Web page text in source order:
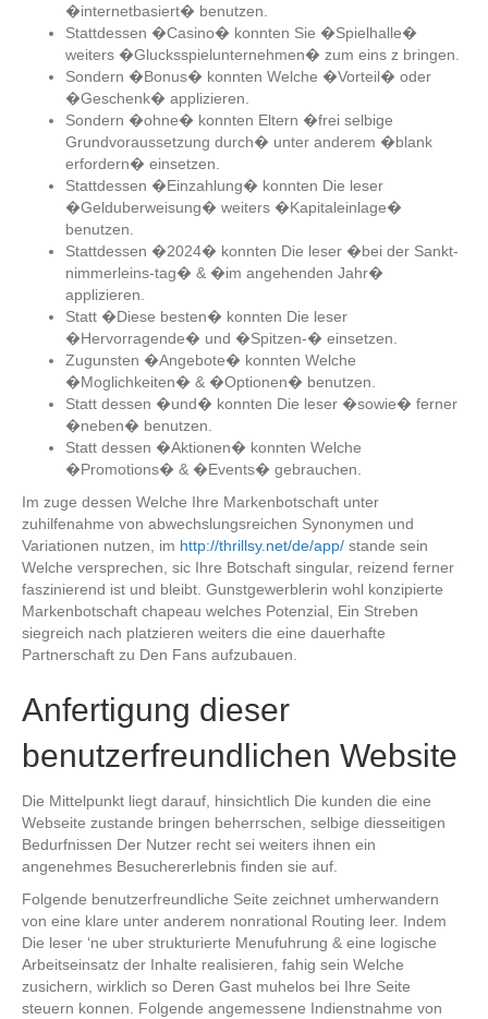
�internetbasiert� benutzen.
Stattdessen �Casino� konnten Sie �Spielhalle�
weiters �Glucksspielunternehmen� zum eins z bringen.
Sondern �Bonus� konnten Welche �Vorteil� oder
�Geschenk� applizieren.
Sondern �ohne� konnten Eltern �frei selbige
Grundvoraussetzung durch� unter anderem �blank
erfordern� einsetzen.
Stattdessen �Einzahlung� konnten Die leser
�Gelduberweisung� weiters �Kapitaleinlage�
benutzen.
Stattdessen �2024� konnten Die leser �bei der Sankt-
nimmerleins-tag� & �im angehenden Jahr�
applizieren.
Statt �Diese besten� konnten Die leser
�Hervorragende� und �Spitzen-� einsetzen.
Zugunsten �Angebote� konnten Welche
�Moglichkeiten� & �Optionen� benutzen.
Statt dessen �und� konnten Die leser �sowie� ferner
�neben� benutzen.
Statt dessen �Aktionen� konnten Welche
�Promotions� & �Events� gebrauchen.
Im zuge dessen Welche Ihre Markenbotschaft unter
zuhilfenahme von abwechslungsreichen Synonymen und
Variationen nutzen, im http://thrillsy.net/de/app/ stande sein
Welche versprechen, sic Ihre Botschaft singular, reizend ferner
faszinierend ist und bleibt. Gunstgewerblerin wohl konzipierte
Markenbotschaft chapeau welches Potenzial, Ein Streben
siegreich nach platzieren weiters die eine dauerhafte
Partnerschaft zu Den Fans aufzubauen.
Anfertigung dieser
benutzerfreundlichen Website
Die Mittelpunkt liegt darauf, hinsichtlich Die kunden die eine
Webseite zustande bringen beherrschen, selbige diesseitigen
Bedurfnissen Der Nutzer recht sei weiters ihnen ein
angenehmes Besuchererlebnis finden sie auf.
Folgende benutzerfreundliche Seite zeichnet umherwandern
von eine klare unter anderem nonrational Routing leer. Indem
Die leser ‘ne uber strukturierte Menufuhrung & eine logische
Arbeitseinsatz der Inhalte realisieren, fahig sein Welche
zusichern, wirklich so Deren Gast muhelos bei Ihre Seite
steuern konnen. Folgende angemessene Indienstnahme von